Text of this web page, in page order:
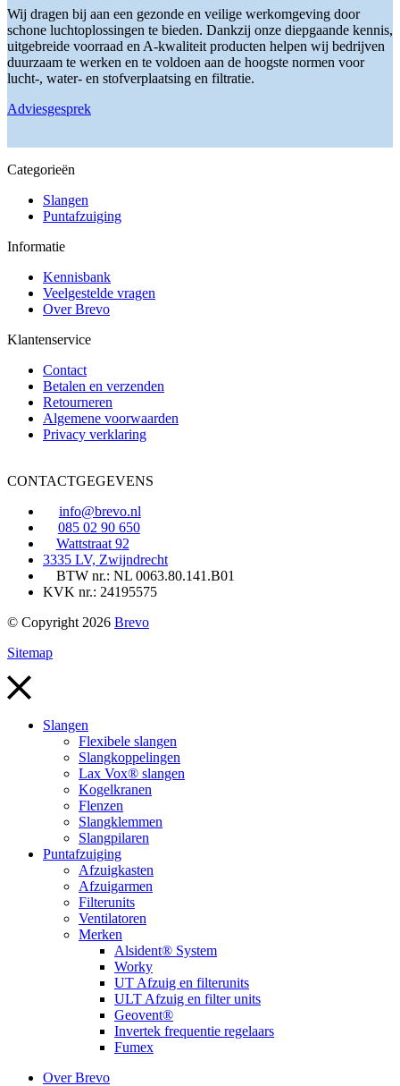
kan
gekozen
worden
op
de
productpagina
Wij dragen bij aan een gezonde en veilige werkomgeving door
schone luchtoplossingen te bieden. Dankzij onze diepgaande kennis,
uitgebreide voorraad en A-kwaliteit producten helpen wij bedrijven
duurzaam te werken en te voldoen aan de hoogste normen voor
lucht-, water- en stofverplaatsing en filtratie.
Adviesgesprek
Categorieën
Slangen
Puntafzuiging
Informatie
Kennisbank
Veelgestelde vragen
Over Brevo
Klantenservice
Contact
Betalen en verzenden
Retourneren
Algemene voorwaarden
Privacy verklaring
CONTACTGEGEVENS
info@brevo.nl
085 02 90 650
Wattstraat 92
3335 LV, Zwijndrecht
BTW nr.: NL 0063.80.141.B01
KVK nr.: 24195575
© Copyright 2026 Brevo
Sitemap
Slangen
Flexibele slangen
Slangkoppelingen
Lax Vox® slangen
Kogelkranen
Flenzen
Slangklemmen
Slangpilaren
Puntafzuiging
Afzuigkasten
Afzuigarmen
Filterunits
Ventilatoren
Merken
Alsident® System
Worky
UT Afzuig en filterunits
ULT Afzuig en filter units
Geovent®
Invertek frequentie regelaars
Fumex
Over Brevo